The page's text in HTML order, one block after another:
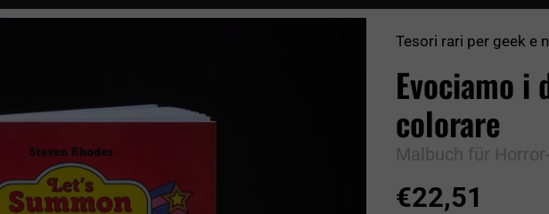
Tesori rari per geek e
Evociamo
colorare
Malbuch für
€22,51